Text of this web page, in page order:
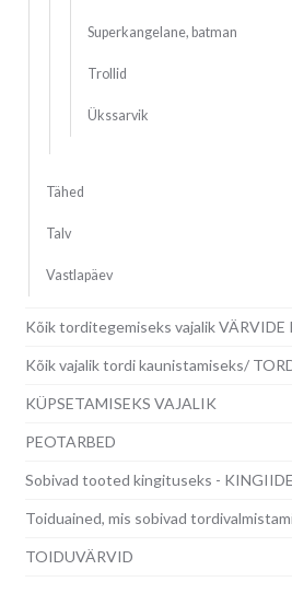
Superkangelane, batman
Trollid
Ükssarvik
Tähed
Talv
Vastlapäev
Kõik torditegemiseks vajalik VÄRVIDE
Kõik vajalik tordi kaunistamiseks/
KÜPSETAMISEKS VAJALIK
PEOTARBED
Sobivad tooted kingituseks -
Toiduained, mis sobivad
TOIDUVÄRVID